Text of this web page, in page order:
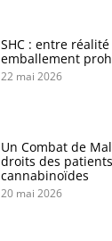
SHC : entre
emballement
22 mai 2026
Un Combat de
droits des patients
cannabinoïdes
20 mai 2026